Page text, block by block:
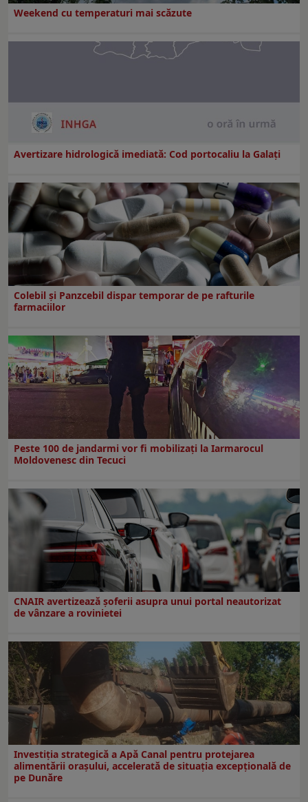
Weekend cu temperaturi mai scăzute
Avertizare hidrologică imediată: Cod portocaliu la Galaţi
Colebil și Panzcebil dispar temporar de pe rafturile
farmaciilor
Peste 100 de jandarmi vor fi mobilizați la Iarmarocul
Moldovenesc din Tecuci
CNAIR avertizează șoferii asupra unui portal neautorizat
de vânzare a rovinietei
Investiția strategică a Apă Canal pentru protejarea
alimentării orașului, accelerată de situația excepțională de
pe Dunăre